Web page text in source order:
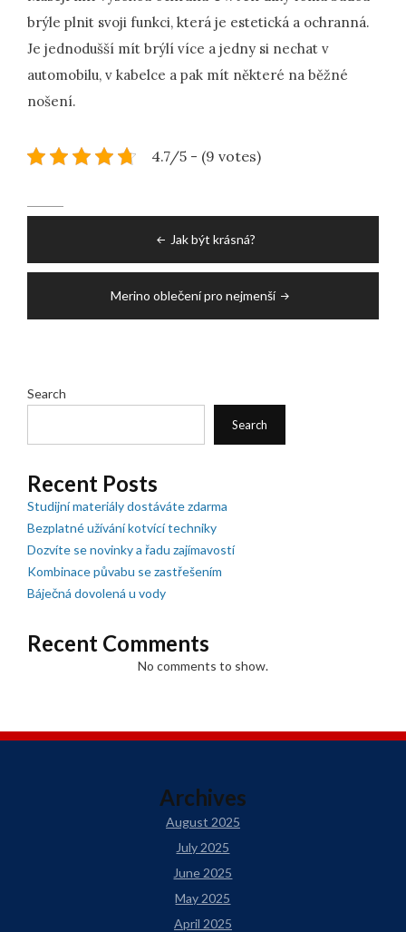
brýle plnit svoji funkci, která je estetická a ochranná.
Je jednodušší mít brýlí více a jedny si nechat v
automobilu, v kabelce a pak mít některé na běžné
nošení.
4.7/5 - (9 votes)
Jak být krásná?
Merino oblečení pro nejmenší
Search
Search
Recent Posts
Studijní materiály dostáváte zdarma
Bezplatné užívání kotvící techniky
Dozvíte se novinky a řadu zajímavostí
Kombinace půvabu se zastřešením
Báječná dovolená u vody
Recent Comments
No comments to show.
Archives
August 2025
July 2025
June 2025
May 2025
April 2025